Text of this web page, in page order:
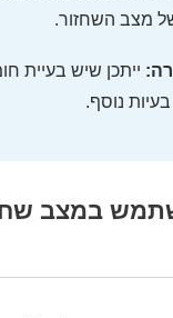
מצב השחזור.
נוסף.
במצב